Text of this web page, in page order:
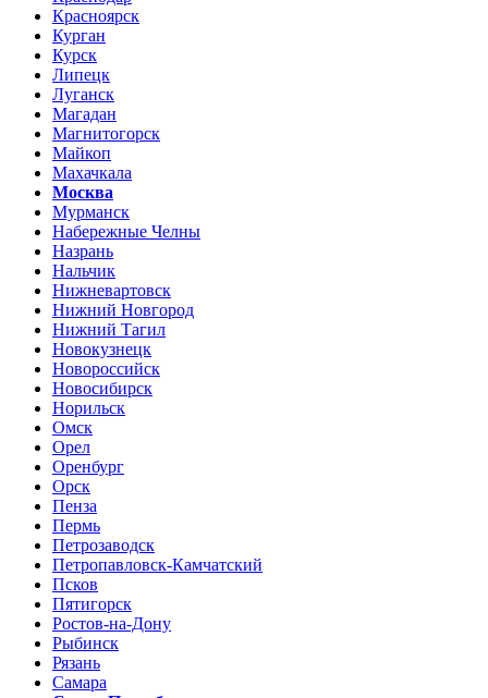
Красноярск
Курган
Курск
Липецк
Луганск
Магадан
Магнитогорск
Майкоп
Махачкала
Москва
Мурманск
Набережные Челны
Назрань
Нальчик
Нижневартовск
Нижний Новгород
Нижний Тагил
Новокузнецк
Новороссийск
Новосибирск
Норильск
Омск
Орел
Оренбург
Орск
Пенза
Пермь
Петрозаводск
Петропавловск-Камчатский
Псков
Пятигорск
Ростов-на-Дону
Рыбинск
Рязань
Самара